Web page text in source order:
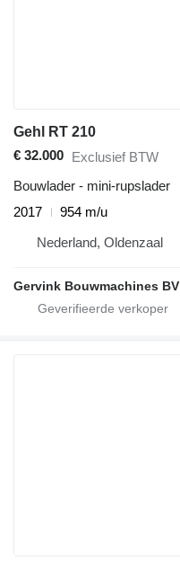
Gehl RT 210
€ 32.000 Exclusief BTW
Bouwlader - mini-rupslader
2017
954 m/u
Nederland, Oldenzaal
Gervink Bouwmachines BV